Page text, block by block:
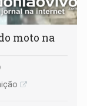
moto na